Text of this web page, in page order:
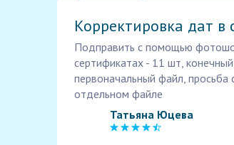
Корректировка дат в
Подправить с помощью
сертификатах - 11 шт,
первоначальный файл, просьба
отдельном файле
Татьяна Юцева